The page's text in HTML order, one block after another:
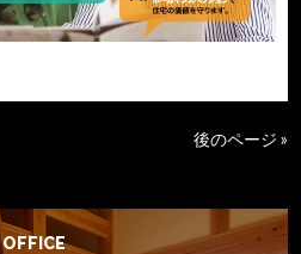
後のページ »
OFFICE